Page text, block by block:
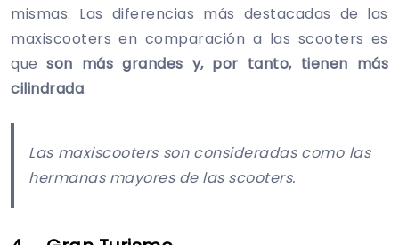
mismas. Las diferencias más destacadas de las
maxiscooters en comparación a las scooters es
queson más grandes y, por tanto, tienen más
cilindrada.
Las maxiscooters son consideradas como las
hermanas mayores de las scooters.